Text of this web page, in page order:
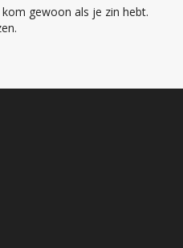
gewoon als je zin hebt.